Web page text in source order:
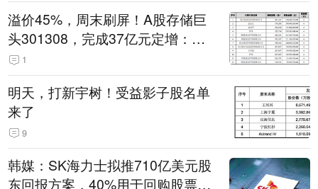
溢价45%，周末刷屏！A股存储巨
头301308，完成37亿元定增：现
价386.6元，定增价560元
1
明天，打新宇树！受益影子股名单
来了
9
韩媒：SK海力士拟推710亿美元股
东回报方案，40%用于回购股票，